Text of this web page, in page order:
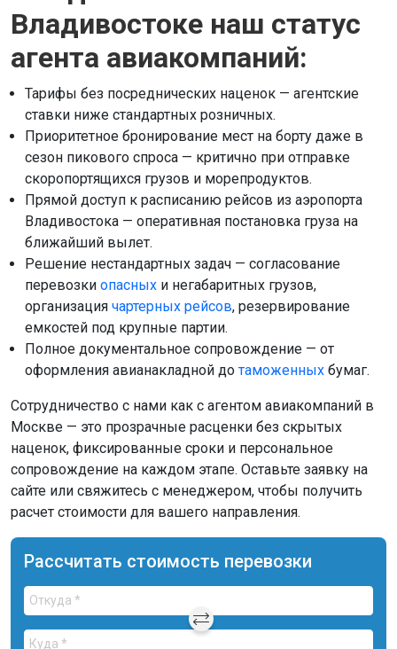
Владивостоке наш статус
агента авиакомпаний:
Тарифы без посреднических наценок — агентские
ставки ниже стандартных розничных.
Приоритетное бронирование мест на борту даже в
сезон пикового спроса — критично при отправке
скоропортящихся грузов и морепродуктов.
Прямой доступ к расписанию рейсов из аэропорта
Владивостока — оперативная постановка груза на
ближайший вылет.
Решение нестандартных задач — согласование
перевозки опасных и негабаритных грузов,
организация чартерных рейсов, резервирование
емкостей под крупные партии.
Полное документальное сопровождение — от
оформления авианакладной до таможенных бумаг.
Сотрудничество с нами как с агентом авиакомпаний в
Москве — это прозрачные расценки без скрытых
наценок, фиксированные сроки и персональное
сопровождение на каждом этапе. Оставьте заявку на
сайте или свяжитесь с менеджером, чтобы получить
расчет стоимости для вашего направления.
Рассчитать стоимость перевозки